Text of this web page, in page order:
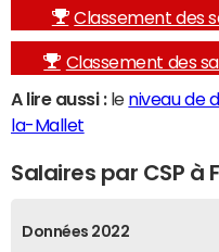
Classement des
Classement des
A lire aussi :le niveau de
la-Mallet
Salaires par CSP
Données 2022